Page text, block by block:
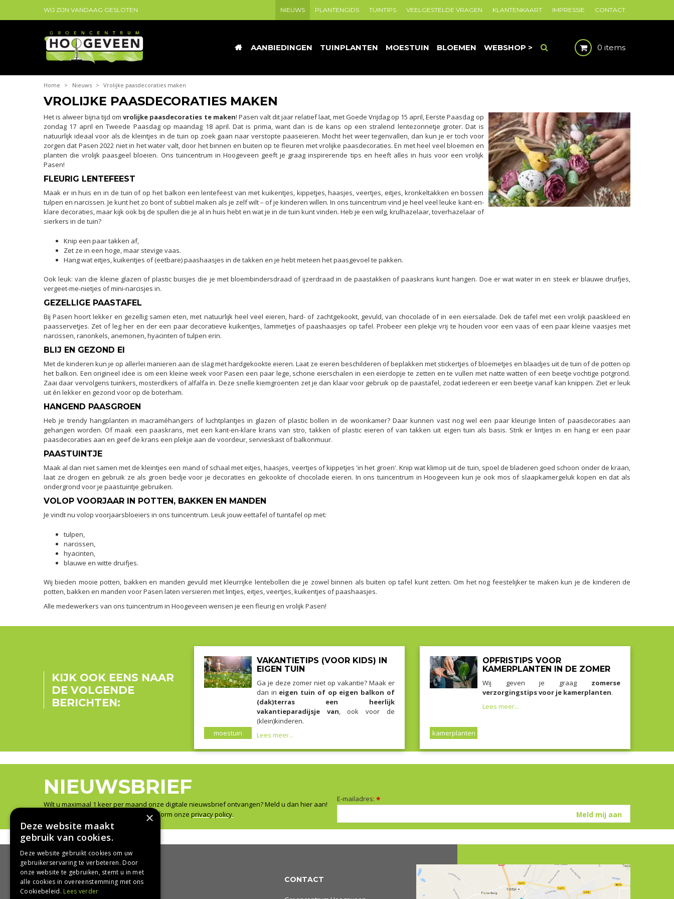
Home > Nieuws > Vrolijke paasdecoraties maken
WIJ ZIJN VANDAAG GESLOTEN
AANBIEDINGEN TUINPLANTEN MOESTUIN BLOEMEN WEBSHOP >
NIEUWS PLANTENGIDS TUINTIPS VEELGESTELDE VRAGEN KLANTENKAART IMPRESSIE CONTACT
0 items
VROLIJKE PAASDECORATIES MAKEN
Het is alweer bijna tijd omvrolijke paasdecoraties te maken! Pasen valt dit jaar relatief laat, met Goede Vrijdag op 15 april, Eerste Paasdag op
zondag 17 april en Tweede Paasdag op maandag 18 april. Dat is prima, want dan is de kans op een stralend lentezonnetje groter. Dat is
natuurlijk ideaal voor als de kleintjes in de tuin op zoek gaan naar verstopte paaseieren. Mocht het weer tegenvallen, dan kun je er toch voor
zorgen dat Pasen 2022 niet in het water valt, door het binnen en buiten op te fleuren met vrolijke paasdecoraties. En met heel veel bloemen en
planten die vrolijk paasgeel bloeien. Ons tuincentrum in Hoogeveen geeft je graag inspirerende tips en heeft alles in huis voor een vrolijk
Pasen!
FLEURIG LENTEFEEST
Maak er in huis en in de tuin of op het balkon een lentefeest van met kuikentjes, kippetjes, haasjes, veertjes, eitjes, kronkeltakken en bossen
tulpen en narcissen. Je kunt het zo bont of subtiel maken als je zelf wilt – of je kinderen willen. In ons tuincentrum vind je heel veel leuke kant-en-
klare decoraties, maar kijk ook bij de spullen die je al in huis hebt en wat je in de tuin kunt vinden. Heb je een wilg, krulhazelaar, toverhazelaar of
sierkers in de tuin?
Knip een paar takken af,
Zet ze in een hoge, maar stevige vaas.
Hang wat eitjes, kuikentjes of (eetbare) paashaasjes in de takken en je hebt meteen het paasgevoel te pakken.
Ook leuk: van die kleine glazen of plastic buisjes die je met bloembindersdraad of ijzerdraad in de paastakken of paaskrans kunt hangen. Doe er wat water in en steek er blauwe druifjes,
vergeet-me-nietjes of mini-narcisjes in.
GEZELLIGE PAASTAFEL
Bij Pasen hoort lekker en gezellig samen eten, met natuurlijk heel veel eieren, hard- of zachtgekookt, gevuld, van chocolade of in een eiersalade. Dek de tafel met een vrolijk paaskleed en
paasservetjes. Zet of leg her en der een paar decoratieve kuikentjes, lammetjes of paashaasjes op tafel. Probeer een plekje vrij te houden voor een vaas of een paar kleine vaasjes met
narcissen, ranonkels, anemonen, hyacinten of tulpen erin.
BLIJ EN GEZOND EI
Met de kinderen kun je op allerlei manieren aan de slag met hardgekookte eieren. Laat ze eieren beschilderen of beplakken met stickertjes of bloemetjes en blaadjes uit de tuin of de potten op
het balkon. Een origineel idee is om een kleine week voor Pasen een paar lege, schone eierschalen in een eierdopje te zetten en te vullen met natte watten of een beetje vochtige potgrond.
Zaai daar vervolgens tuinkers, mosterdkers of alfalfa in. Deze snelle kiemgroenten zet je dan klaar voor gebruik op de paastafel, zodat iedereen er een beetje vanaf kan knippen. Ziet er leuk
uit én lekker en gezond voor op de boterham.
HANGEND PAASGROEN
Heb je trendy hangplanten in macraméhangers of luchtplantjes in glazen of plastic bollen in de woonkamer? Daar kunnen vast nog wel een paar kleurige linten of paasdecoraties aan
gehangen worden. Of maak een paaskrans, met een kant-en-klare krans van stro, takken of plastic eieren of van takken uit eigen tuin als basis. Strik er lintjes in en hang er een paar
paasdecoraties aan en geef de krans een plekje aan de voordeur, servieskast of balkonmuur.
PAASTUINTJE
Maak al dan niet samen met de kleintjes een mand of schaal met eitjes, haasjes, veertjes of kippetjes 'in het groen'. Knip wat klimop uit de tuin, spoel de bladeren goed schoon onder de kraan,
laat ze drogen en gebruik ze als groen bedje voor je decoraties en gekookte of chocolade eieren. In ons tuincentrum in Hoogeveen kun je ook mos of slaapkamergeluk kopen en dat als
ondergrond voor je paastuintje gebruiken.
VOLOP VOORJAAR IN POTTEN, BAKKEN EN MANDEN
Je vindt nu volop voorjaarsbloeiers in ons tuincentrum. Leuk jouw eettafel of tuintafel op met:
tulpen,
narcissen,
hyacinten,
blauwe en witte druifjes.
Wij bieden mooie potten, bakken en manden gevuld met kleurrijke lentebollen die je zowel binnen als buiten op tafel kunt zetten. Om het nog feestelijker te maken kun je de kinderen de
potten, bakken en manden voor Pasen laten versieren met lintjes, eitjes, veertjes, kuikentjes of paashaasjes.
Alle medewerkers van ons tuincentrum in Hoogeveen wensen je een fleurig en vrolijk Pasen!
KIJK OOK EENS NAAR
DE VOLGENDE
BERICHTEN:
moestuin
VAKANTIETIPS (VOOR KIDS) IN
EIGEN TUIN
Ga je deze zomer niet op vakantie? Maak er
dan in eigen tuin of op eigen balkon of
(dak)terras een heerlijk
vakantieparadijsje van, ook voor de
(klein)kinderen.
Lees meer...
kamerplanten
OPFRISTIPS VOOR
KAMERPLANTEN IN DE ZOMER
Wij geven je graag zomerse
verzorgingstips voor je kamerplanten.
Lees meer...
NIEUWSBRIEF
Wilt u maximaal 1 keer per maand onze digitale nieuwsbrief ontvangen? Meld u dan hier aan!
Wij slaan uw gegevens secuur op conform onze privacy policy.
E-mailadres: *
HANDIG CONTACT
×
Deze website maakt
gebruik van cookies.
Deze website gebruikt cookies om uw
gebruikerservaring te verbeteren. Door
onze website te gebruiken, stemt u in met
alle cookies in overeenstemming met ons
Cookiebeleid. Lees verder